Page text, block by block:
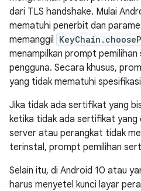
dari TLS handshake. Mulai
mematuhi penerbit dan
memanggil
menampilkan prompt
pengguna. Secara khusus,
yang tidak mematuhi
Jika tidak ada sertifikat yang
ketika tidak ada sertifikat yang
server atau perangkat tidak
terinstal, prompt pemilihan
Selain itu, di Android 10 atau
harus menyetel kunci layar